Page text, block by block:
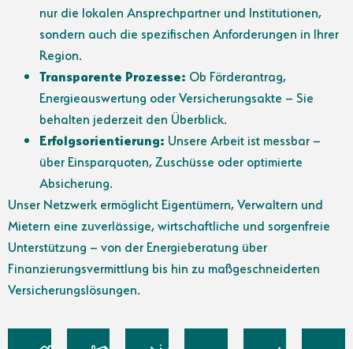
nur die lokalen Ansprechpartner und Institutionen,
sondern auch die spezifischen Anforderungen in Ihrer
Region.
Transparente Prozesse: Ob Förderantrag,
Energieauswertung oder Versicherungsakte – Sie
behalten jederzeit den Überblick.
Erfolgsorientierung: Unsere Arbeit ist messbar –
über Einsparquoten, Zuschüsse oder optimierte
Absicherung.
Unser Netzwerk ermöglicht Eigentümern, Verwaltern und
Mietern eine zuverlässige, wirtschaftliche und sorgenfreie
Unterstützung – von der Energieberatung über
Finanzierungsvermittlung bis hin zu maßgeschneiderten
Versicherungslösungen.